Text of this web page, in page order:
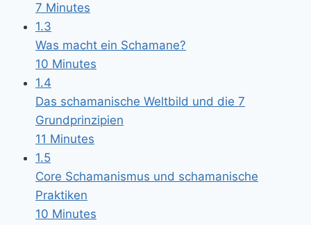
7 Minutes
1.3
Was macht ein Schamane?
10 Minutes
1.4
Das schamanische Weltbild und die 7
Grundprinzipien
11 Minutes
1.5
Core Schamanismus und schamanische
Praktiken
10 Minutes